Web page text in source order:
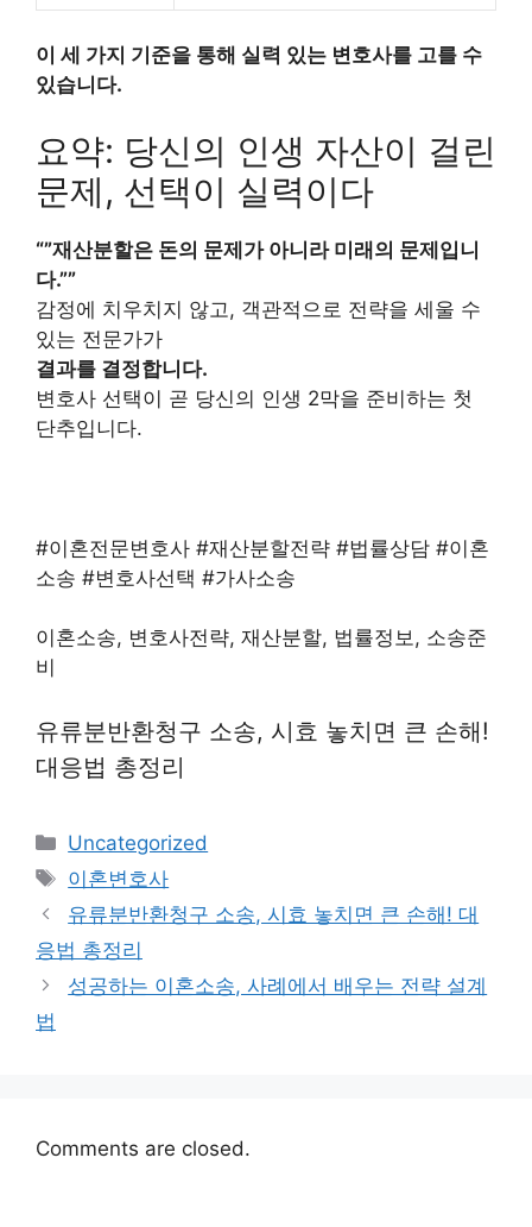
이 세 가지 기준을 통해 실력 있는 변호사를 고를 수
있습니다.
요약: 당신의 인생 자산이 걸린
문제, 선택이 실력이다
“”재산분할은 돈의 문제가 아니라 미래의 문제입니
다.””
감정에 치우치지 않고, 객관적으로 전략을 세울 수
있는 전문가가
결과를 결정합니다.
변호사 선택이 곧 당신의 인생 2막을 준비하는 첫
단추입니다.
#이혼전문변호사 #재산분할전략 #법률상담 #이혼
소송 #변호사선택 #가사소송
이혼소송, 변호사전략, 재산분할, 법률정보, 소송준
비
유류분반환청구 소송, 시효 놓치면 큰 손해!
대응법 총정리
Categories
Uncategorized
Tags
이혼변호사
유류분반환청구 소송, 시효 놓치면 큰 손해! 대
응법 총정리
성공하는 이혼소송, 사례에서 배우는 전략 설계
법
Comments are closed.